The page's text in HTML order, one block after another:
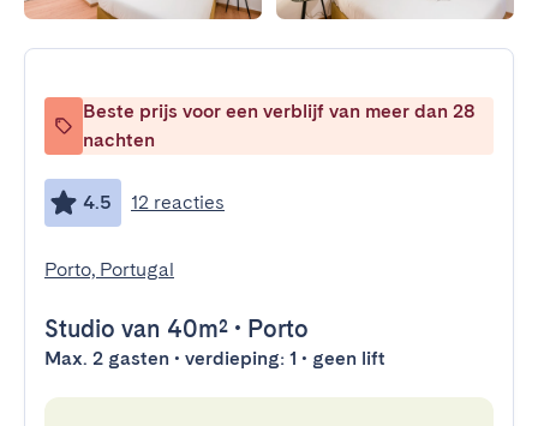
Beste prijs voor een verblijf van meer dan 28
nachten
4.5 12 reacties
Porto, Portugal
Studio van 40m² • Porto
Max. 2 gasten • verdieping: 1 • geen lift